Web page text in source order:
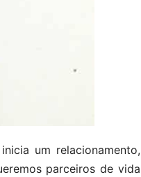
um relacionamento,
parceiros de vida